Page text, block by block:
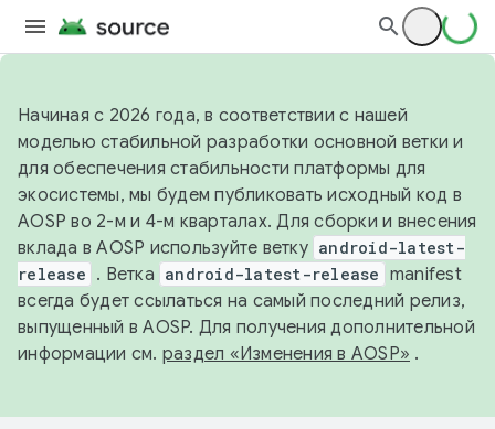
Начиная с 2026 года, в соответствии с нашей
моделью стабильной разработки основной ветки и
для обеспечения стабильности платформы для
экосистемы, мы будем публиковать исходный код в
AOSP во 2-м и 4-м кварталах. Для сборки и внесения
вклада в AOSP используйте ветку android-latest-
release . Ветка android-latest-release manifest
всегда будет ссылаться на самый последний релиз,
выпущенный в AOSP. Для получения дополнительной
информации см. раздел «Изменения в AOSP» .